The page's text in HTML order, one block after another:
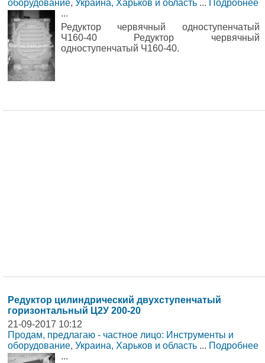
оборудование, Украина, Харьков и область ... Подробнее
...
Редуктор червячный одноступенчатый
Ч160-40 Редуктор червячный
одноступенчатый Ч160-40.
Редуктор цилиндрический двухступенчатый
горизонтальный Ц2У 200-20
21-09-2017 10:12
Продам, предлагаю - частное лицо: Инструменты и
оборудование, Украина, Харьков и область ... Подробнее
...